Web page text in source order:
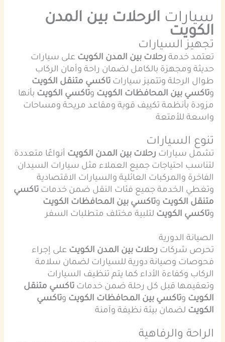
سيارات الرحلات بين المدن
الكويت
تجهيز السيارات
تعتمد خدمة رحلات بين المدن الكويت على سيارات
حديثة ومجهزة بالكامل لضمان راحة وأمان الركاب
طوال الرحلة وتتميز سياراتتاكسي متنقل الكويت
وتاكسي بين المحافظات الكويت وتاكسي الكويت بأنها
مزودة بأنظمة تكييف قوية ومقاعد مريحة ومساحات
واسعة للأمتعة
تنوع السيارات
تشمل سيارات رحلات بين المدن الكويت أنواعًا متعددة
لتناسب احتياجات جميع العملاء مثل سيارات السيدان
الفاخرة والمركبات العائلية والسيارات الاقتصادية
وتغطي الخدمة جميع فئات النقل ضمن خدماتتاكسي
متنقل الكويت وتاكسي بين المحافظات الكويت
وتاكسي الكويت لتلبية مختلف متطلبات السفر
الصيانة الدورية
تحرص شركات رحلات بين المدن الكويت على إجراء
فحوصات وصيانة دورية للسيارات لضمان سلامة
الركاب وكفاءة الأداء كما يتم تنظيف السيارات
وتعقيمها قبل كل رحلة ضمن خدماتتاكسي متنقل
الكويت وتاكسي بين المحافظات الكويت وتاكسي
الكويت لضمان بيئة نظيفة وآمنة
الراحة والرفاهية